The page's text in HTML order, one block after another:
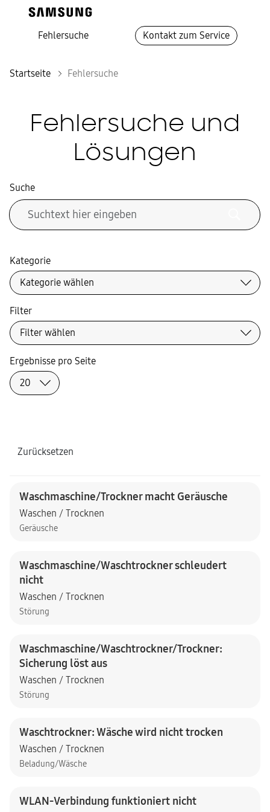
Fehlersuche Kontakt zum Service
Startseite Fehlersuche
Fehlersuche und
Lösungen
Suche
Kategorie
Filter
Zurücksetzen
Ergebnisse pro Seite
Waschmaschine/Trockner macht Geräusche
Waschen / Trocknen
Geräusche
Waschmaschine/Waschtrockner schleudert
nicht
Waschen / Trocknen
Störung
Waschmaschine/Waschtrockner/Trockner:
Sicherung löst aus
Waschen / Trocknen
Störung
Waschtrockner: Wäsche wird nicht trocken
Waschen / Trocknen
Beladung/Wäsche
WLAN-Verbindung funktioniert nicht